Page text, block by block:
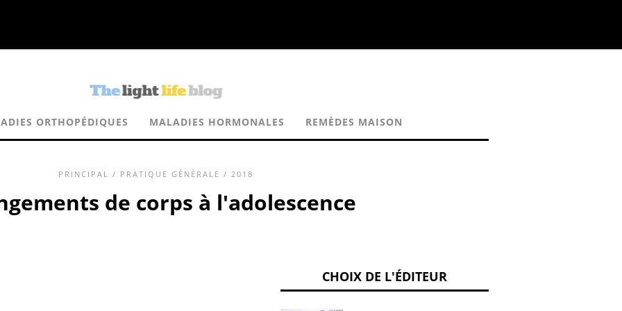
ORTHOPÉDIQUES MALADIES HORMONALES REMÈDES MAISON
PRINCIPAL / PRATIQUE GÉNÉRALE / 2018
de corps à l'adolescence
CHOIX DE L'ÉDITEUR